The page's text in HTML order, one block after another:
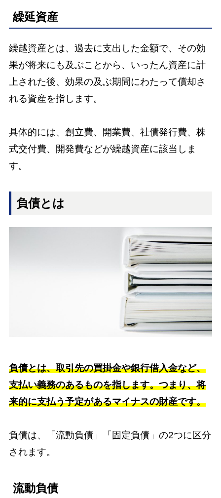
繰延資産
繰越資産とは、過去に支出した金額で、その効
果が将来にも及ぶことから、いったん資産に計
上された後、効果の及ぶ期間にわたって償却さ
れる資産を指します。
具体的には、創立費、開業費、社債発行費、株
式交付費、開発費などが繰越資産に該当しま
す。
負債とは
負債とは、取引先の買掛金や銀行借入金など、
支払い義務のあるものを指します。つまり、将
来的に支払う予定があるマイナスの財産です。
負債は、「流動負債」「固定負債」の2つに区分
されます。
流動負債